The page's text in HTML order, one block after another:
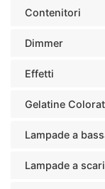
Contenitori
Dimmer
Effetti
Gelatine
Lampade a
Lampade a